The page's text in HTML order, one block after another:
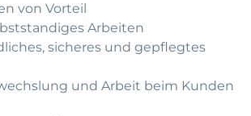
von Vorteil
Arbeiten
sicheres und gepflegtes
und Arbeit beim Kunden